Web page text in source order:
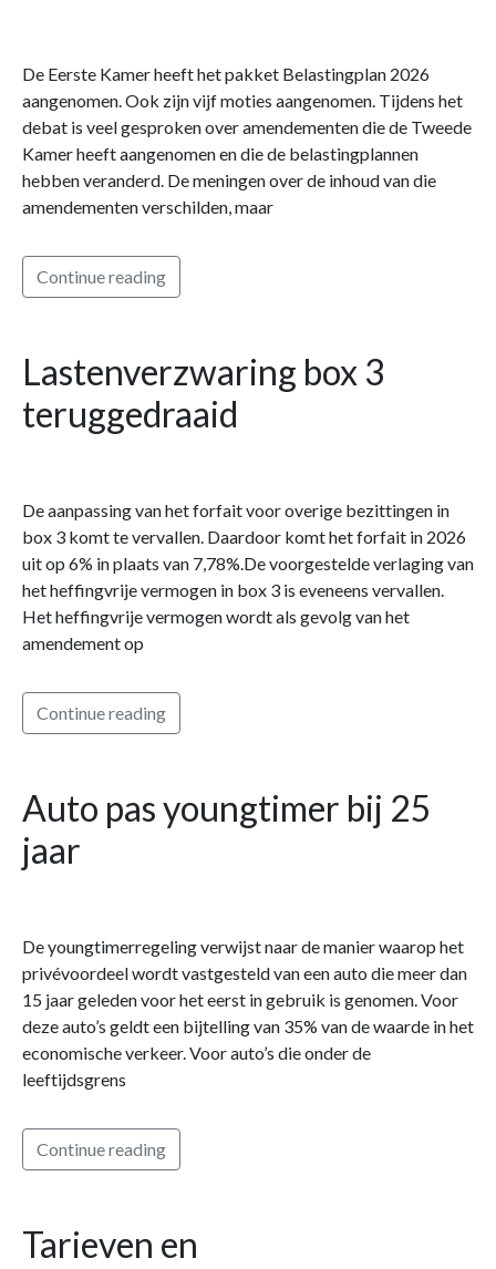
De Eerste Kamer heeft het pakket Belastingplan 2026
aangenomen. Ook zijn vijf moties aangenomen. Tijdens het
debat is veel gesproken over amendementen die de Tweede
Kamer heeft aangenomen en die de belastingplannen
hebben veranderd. De meningen over de inhoud van die
amendementen verschilden, maar
Continue reading
Lastenverzwaring box 3
teruggedraaid
De aanpassing van het forfait voor overige bezittingen in
box 3 komt te vervallen. Daardoor komt het forfait in 2026
uit op 6% in plaats van 7,78%.De voorgestelde verlaging van
het heffingvrije vermogen in box 3 is eveneens vervallen.
Het heffingvrije vermogen wordt als gevolg van het
amendement op
Continue reading
Auto pas youngtimer bij 25
jaar
De youngtimerregeling verwijst naar de manier waarop het
privévoordeel wordt vastgesteld van een auto die meer dan
15 jaar geleden voor het eerst in gebruik is genomen. Voor
deze auto’s geldt een bijtelling van 35% van de waarde in het
economische verkeer. Voor auto’s die onder de
leeftijdsgrens
Continue reading
Tarieven en